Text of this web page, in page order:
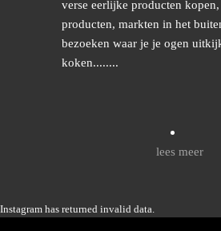
verse eerlijke producten
producten, markten in het
bezoeken waar je je ogen
koken........
lees meer
Instagram has returned invalid data.